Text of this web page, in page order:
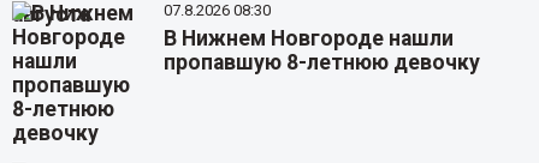
07.8.2026 08:30
В Нижнем Новгороде нашли
пропавшую 8-летнюю девочку